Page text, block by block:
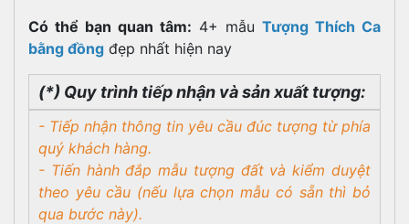
Có thể bạn quan tâm: 4+ mẫu Tượng Thích Ca
bằng đồng đẹp nhất hiện nay
(*) Quy trình tiếp nhận và sản xuất tượng:
- Tiếp nhận thông tin yêu cầu đúc tượng từ phía
quý khách hàng.
- Tiến hành đắp mẫu tượng đất và kiểm duyệt
theo yêu cầu (nếu lựa chọn mẫu có sẵn thì bỏ
qua bước này).